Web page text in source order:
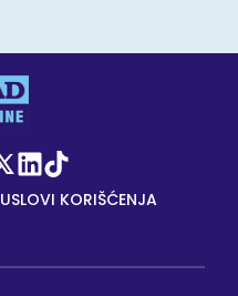
USLOVI KORIŠĆENJA